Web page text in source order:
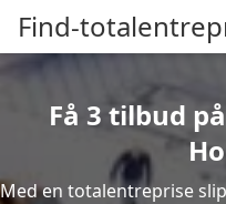
Find-
Få 3 tilbud
Med en totalentreprise